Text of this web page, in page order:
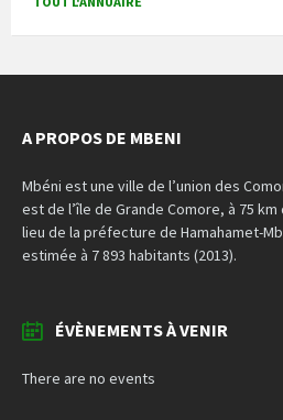
A PROPOS DE MBENI
Mbéni est une ville de l’union des
est de l’île de Grande Comore, à 75
lieu de la préfecture de Hamahamet-
estimée à 7 893 habitants (2013).
ÉVÈNEMENTS À VENIR
There are no events